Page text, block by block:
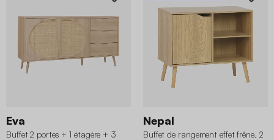
Eva
Buffet 2 portes + 1 étagère + 3
Nepal
Buffet de rangement effet frêne, 2